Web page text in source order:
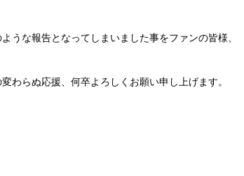
うな報告となってしまいました事をファンの皆様、
わらぬ応援、何卒よろしくお願い申し上げます。